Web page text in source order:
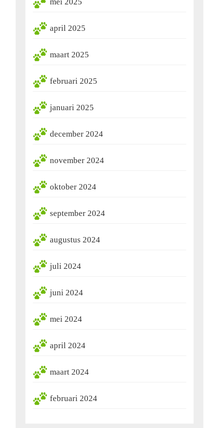
april 2025
maart 2025
februari 2025
januari 2025
december 2024
november 2024
oktober 2024
september 2024
augustus 2024
juli 2024
juni 2024
mei 2024
april 2024
maart 2024
februari 2024